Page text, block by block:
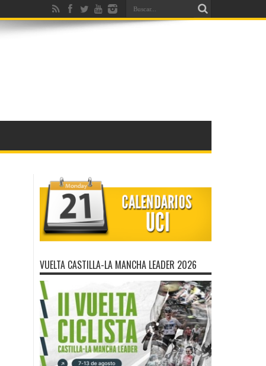
VUELTA CASTILLA-LA MANCHA LEADER 2026